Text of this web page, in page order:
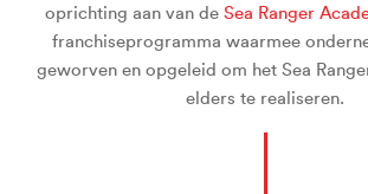
oprichting aan van de Sea Ranger
franchiseprogramma waarmee
geworven en opgeleid om het Sea
elders te realiseren.